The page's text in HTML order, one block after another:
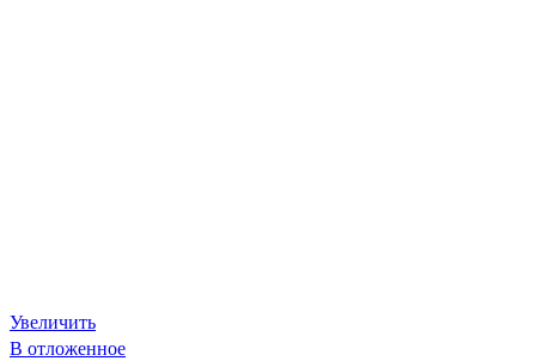
Увеличить
В отложенное